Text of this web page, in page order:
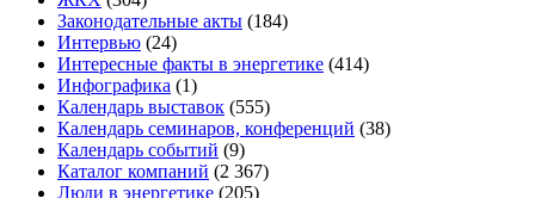
Законодательные акты (184)
Интервью (24)
Интересные факты в энергетике (414)
Инфографика (1)
Календарь выставок (555)
Календарь семинаров, конференций (38)
Календарь событий (9)
Каталог компаний (2 367)
Люди в энергетике (205)